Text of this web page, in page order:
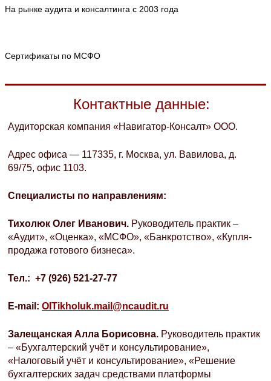
На рынке аудита и консалтинга с 2003 года
Сертификаты по МСФО
Контактные данные:
Аудиторская компания «Навигатор-Консалт» ООО.
Адрес офиса — 117335, г. Москва, ул. Вавилова, д.
69/75, офис 1103.
Специалисты по направлениям:
Тихолюк Олег Иванович. Руководитель практик –
«Аудит», «Оценка», «МСФО», «Банкротство», «Купля-
продажа готового бизнеса».
Тел.: +7 (926) 521-27-77
E-mail: OITikholuk.mail@ncaudit.ru
Залещанская Алла Борисовна. Руководитель практик
– «Бухгалтерский учёт и консультирование»,
«Налоговый учёт и консультирование», «Решение
бухгалтерских задач средствами платформы